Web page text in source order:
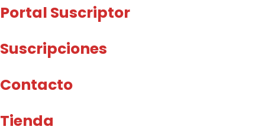
Portal Suscriptor
Suscripciones
Contacto
Tienda